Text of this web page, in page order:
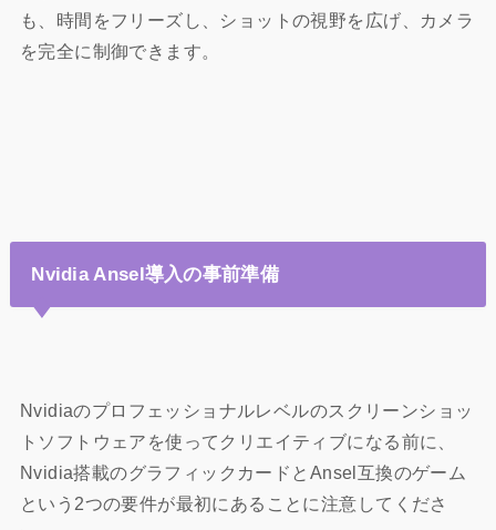
も、時間をフリーズし、ショットの視野を広げ、カメラ
を完全に制御できます。
Nvidia Ansel導入の事前準備
Nvidiaのプロフェッショナルレベルのスクリーンショッ
トソフトウェアを使ってクリエイティブになる前に、
Nvidia搭載のグラフィックカードとAnsel互換のゲーム
という2つの要件が最初にあることに注意してくださ